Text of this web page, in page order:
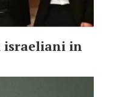
israeliani in